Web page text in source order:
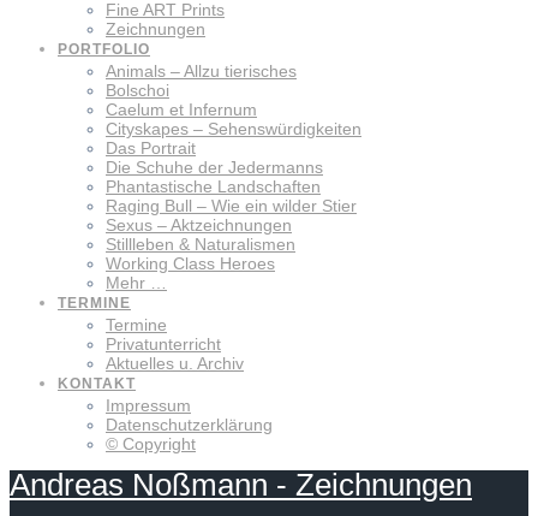
Fine ART Prints
Zeichnungen
PORTFOLIO
Animals – Allzu tierisches
Bolschoi
Caelum et Infernum
Cityskapes – Sehenswürdigkeiten
Das Portrait
Die Schuhe der Jedermanns
Phantastische Landschaften
Raging Bull – Wie ein wilder Stier
Sexus – Aktzeichnungen
Stillleben & Naturalismen
Working Class Heroes
Mehr …
TERMINE
Termine
Privatunterricht
Aktuelles u. Archiv
KONTAKT
Impressum
Datenschutzerklärung
© Copyright
Andreas Noßmann - Zeichnungen